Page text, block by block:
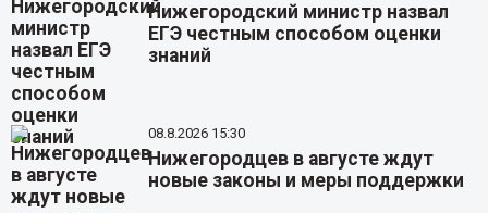
Нижегородский министр назвал
ЕГЭ честным способом оценки
знаний
08.8.2026 15:30
Нижегородцев в августе ждут
новые законы и меры поддержки